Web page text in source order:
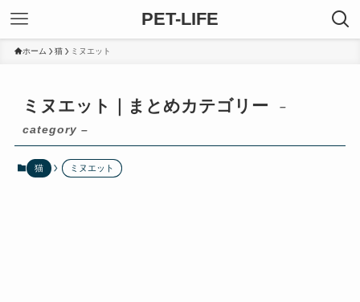
PET-LIFE
ホーム 猫 ミヌエット
ミヌエット｜まとめカテゴリー
–
category –
猫 ミヌエット